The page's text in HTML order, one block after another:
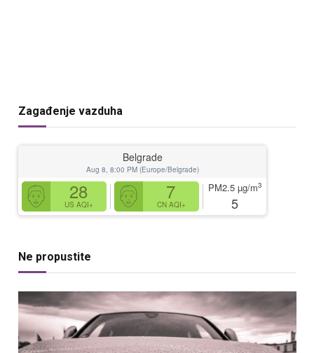
Zagađenje vazduha
Belgrade
Aug 8, 8:00 PM (Europe/Belgrade)
28
US AQI+
7
CN AQI+
PM2.5 µg/m3
5
Ne propustite